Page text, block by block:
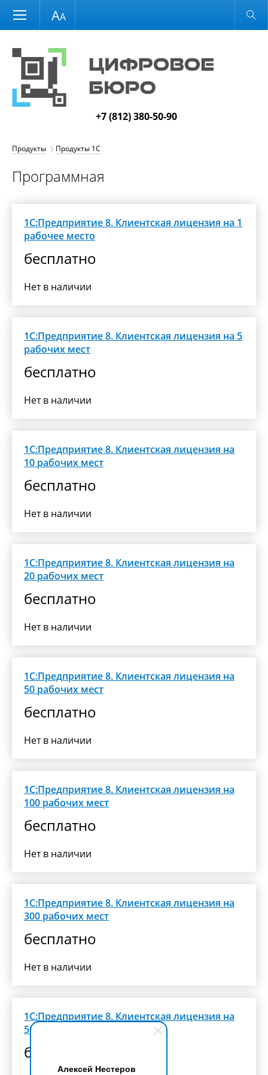
Алексей Нестеров
Размер шрифта Обычная версия
+7 (812) 380-50-90
Продукты Продукты 1С
Программная
1С:Предприятие 8. Клиентская лицензия на 1
рабочее место
бесплатно
Нет в наличии
1С:Предприятие 8. Клиентская лицензия на 5
рабочих мест
бесплатно
Нет в наличии
1С:Предприятие 8. Клиентская лицензия на
10 рабочих мест
бесплатно
Нет в наличии
1С:Предприятие 8. Клиентская лицензия на
20 рабочих мест
бесплатно
Нет в наличии
1С:Предприятие 8. Клиентская лицензия на
50 рабочих мест
бесплатно
Нет в наличии
1С:Предприятие 8. Клиентская лицензия на
100 рабочих мест
бесплатно
Нет в наличии
1С:Предприятие 8. Клиентская лицензия на
300 рабочих мест
бесплатно
Нет в наличии
1С:Предприятие 8. Клиентская лицензия на
500 рабочих мест
бесплатно